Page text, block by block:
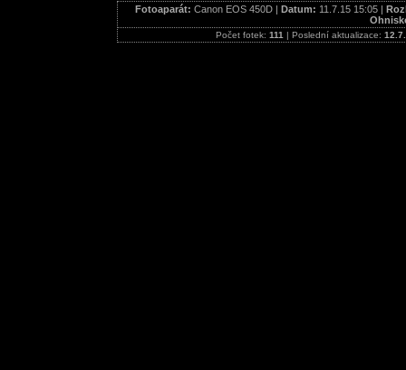
Fotoaparát: Canon EOS 450D | Datum: 11.7.15 15:05 |
Počet fotek: 111 | Poslední aktualizace: